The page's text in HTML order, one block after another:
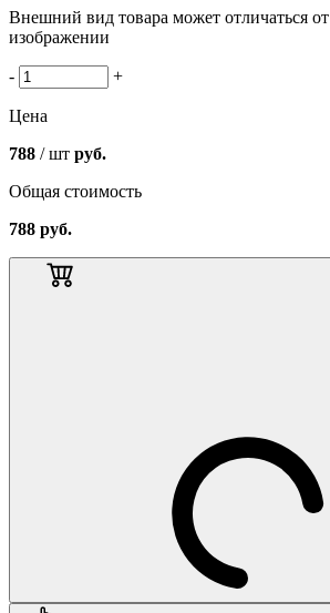
Внешний вид товара может отличаться
изображении
- +
Цена
788 / шт руб.
Общая стоимость
788 руб.